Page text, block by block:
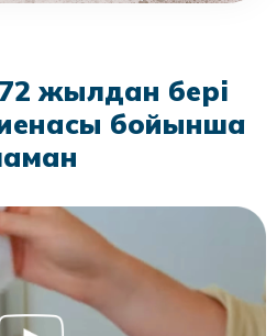
жылдан бері
бойынша